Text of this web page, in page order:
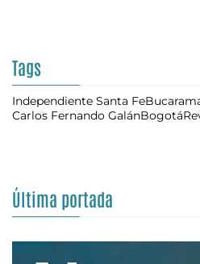
Tags
Independiente Santa Fe
Carlos Fernando GalánBogotá
Última portada